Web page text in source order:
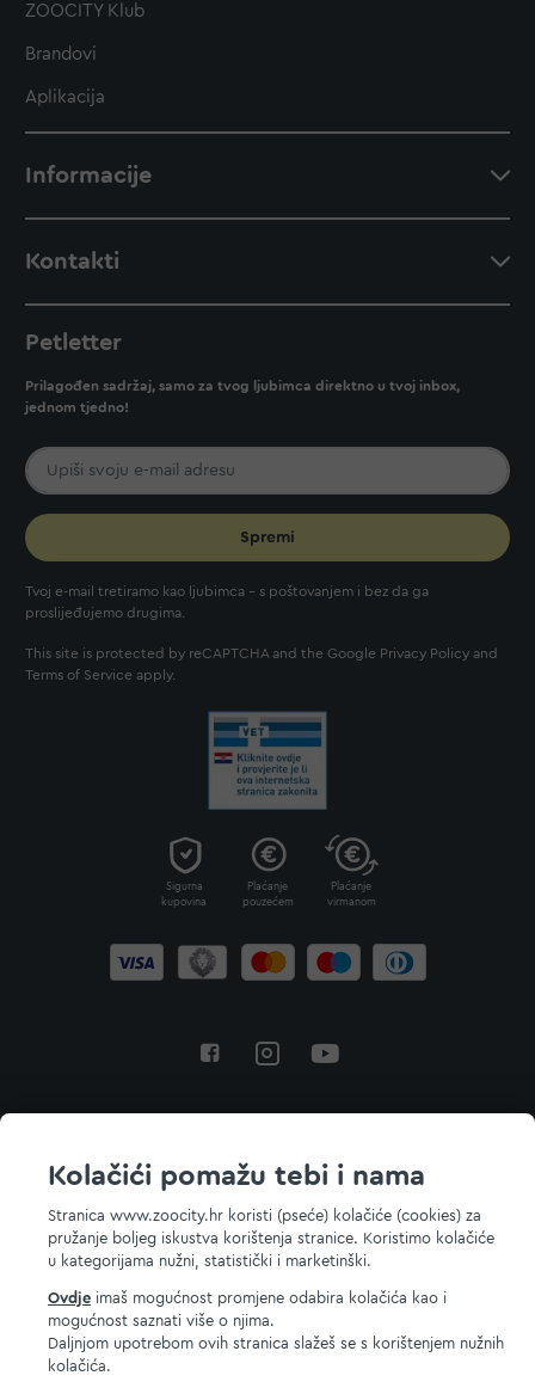
Kolačići pomažu tebi i nama
Stranica www.zoocity.hr koristi (pseće) kolačiće (cookies) za
pružanje boljeg iskustva korištenja stranice. Koristimo kolačiće
u kategorijama nužni, statistički i marketinški.
Ovdje imaš mogućnost promjene odabira kolačića kao i
mogućnost saznati više o njima.
Daljnjom upotrebom ovih stranica slažeš se s korištenjem nužnih
kolačića.
ZOOCITY Klub
Brandovi
Aplikacija
Informacije
Kontakti
Petletter
Prilagođen sadržaj, samo za tvog ljubimca direktno u tvoj inbox,
jednom tjedno!
Spremi
Tvoj e-mail tretiramo kao ljubimca - s poštovanjem i bez da ga
proslijeđujemo drugima.
This site is protected by reCAPTCHA and the Google Privacy Policy and
Terms of Service apply.
Sigurna
kupovina
Plaćanje
pouzećem
Plaćanje
virmanom
© 2026 ZOOCITY. Sva prava zadržana.